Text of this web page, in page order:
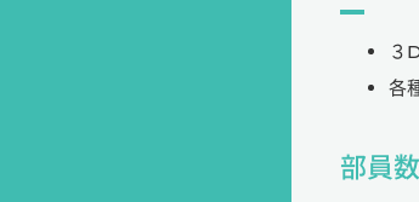
３
各
部員数